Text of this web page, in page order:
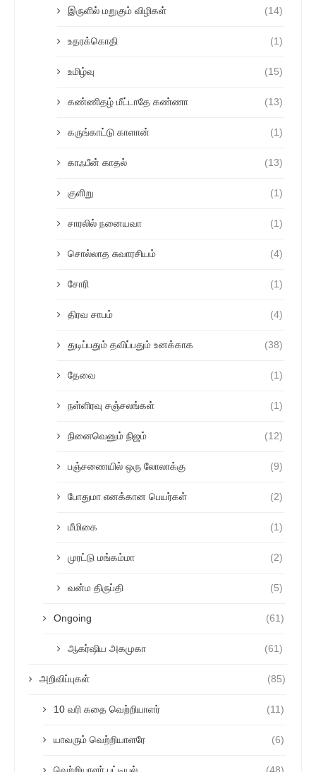
இருளில் மறுகும் விழிகள் (14)
உதரக்கொதி (1)
உமிழ்வு (15)
கண்ணிதழ் மீட்டாதே கண்ணா (13)
கருங்காட்டு காளான் (1)
காஃபீன் காதல் (13)
குளிறு (1)
சாரலில் நனையவா (1)
சொல்லாத சுவாரசியம் (4)
சோரி (1)
திரவ சாபம் (4)
துடிப்பதும் தவிப்பதும் உனக்காக (38)
தேவை (1)
நள்ளிரவு சஞ்சலங்கள் (1)
நினைவெனும் நிஜம் (12)
பஞ்சணையில் ஒரு லோலாக்கு (9)
போதுமா எனக்கான பெயர்கள் (2)
மீமிகை (1)
முரட்டு மங்கம்மா (2)
வன்ம திருப்தி (5)
Ongoing (61)
ஆகர்ஷிய அகமுகா (61)
அறிவிப்புகள் (85)
10 வரி கதை வெற்றியாளர் (11)
யாவரும் வெற்றியாளரே (6)